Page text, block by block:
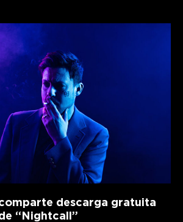
descarga gratuita
“Nightcall”